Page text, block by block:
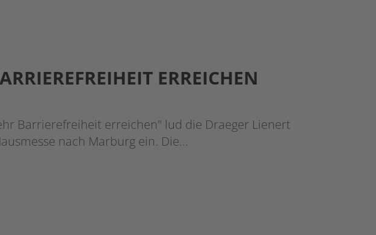
ERREICHEN
Barrierefreiheit erreichen" lud die Draeger Lienert
nach Marburg ein. Die…